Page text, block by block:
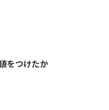
をつけたか